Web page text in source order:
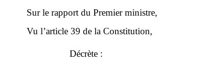
Sur le rapport du Premier ministre,
Vu l’article 39 de la Constitution,
Décrète :